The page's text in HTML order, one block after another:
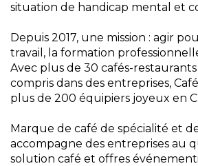
situation de handicap mental et
Depuis 2017, une mission : agir
travail, la formation
Avec plus de 30 cafés-
compris dans des entreprises,
plus de 200 équipiers joyeux en
Marque de café de spécialité et
accompagne des entreprises au
solution café et offres